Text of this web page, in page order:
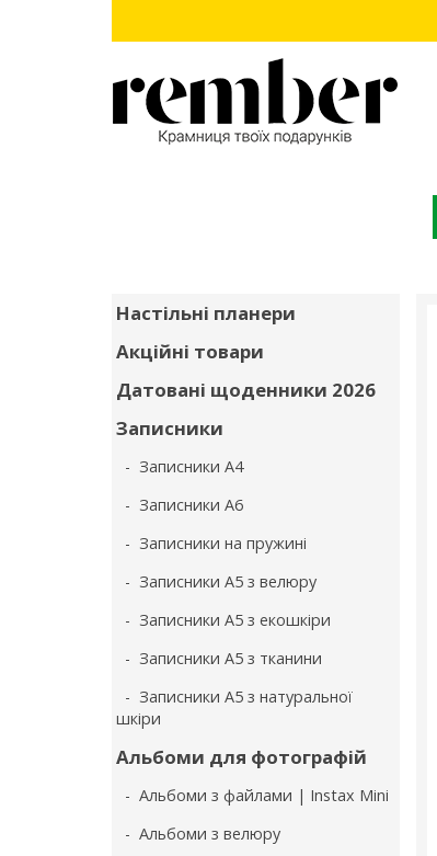
Настільні планери
Акційні товари
Датовані щоденники 2026
Записники
- Записники А4
- Записники А6
- Записники на пружині
- Записники А5 з велюру
- Записники А5 з екошкіри
- Записники А5 з тканини
- Записники А5 з натуральної
шкіри
Альбоми для фотографій
- Альбоми з файлами | Instax Mini
- Альбоми з велюру